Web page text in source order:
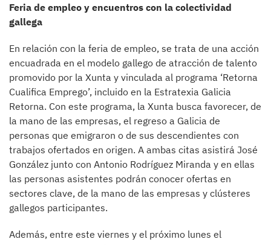
Feria de empleo y encuentros con la colectividad
gallega
En relación con la feria de empleo, se trata de una acción
encuadrada en el modelo gallego de atracción de talento
promovido por la Xunta y vinculada al programa ‘Retorna
Cualifica Emprego’, incluido en la Estratexia Galicia
Retorna. Con este programa, la Xunta busca favorecer, de
la mano de las empresas, el regreso a Galicia de
personas que emigraron o de sus descendientes con
trabajos ofertados en origen. A ambas citas asistirá José
González junto con Antonio Rodríguez Miranda y en ellas
las personas asistentes podrán conocer ofertas en
sectores clave, de la mano de las empresas y clústeres
gallegos participantes.
Además, entre este viernes y el próximo lunes el